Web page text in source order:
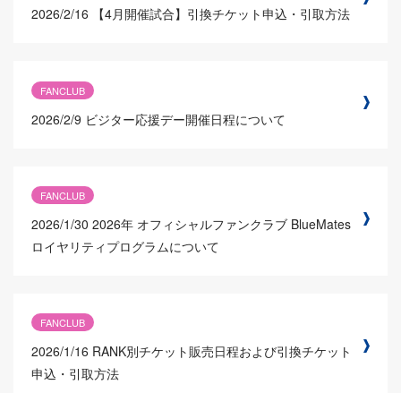
2026/2/16 【4月開催試合】引換チケット申込・引取方法
FANCLUB
2026/2/9 ビジター応援デー開催日程について
FANCLUB
2026/1/30 2026年 オフィシャルファンクラブ BlueMates
ロイヤリティプログラムについて
FANCLUB
2026/1/16 RANK別チケット販売日程および引換チケット
申込・引取方法